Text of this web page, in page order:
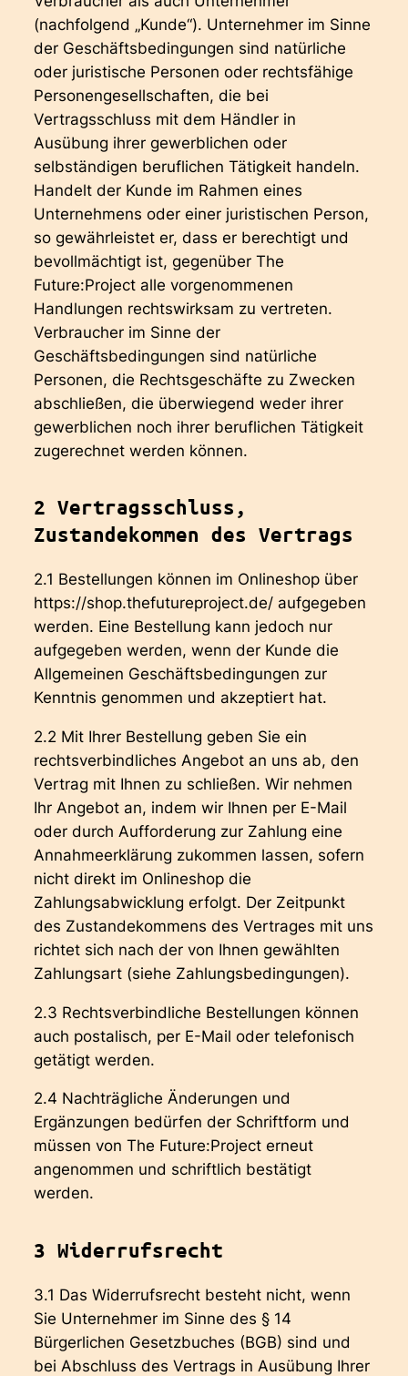
(nachfolgend „Kunde“). Unternehmer im Sinne
der Geschäftsbedingungen sind natürliche
oder juristische Personen oder rechtsfähige
Personengesellschaften, die bei
Vertragsschluss mit dem Händler in
Ausübung ihrer gewerblichen oder
selbständigen beruflichen Tätigkeit handeln.
Handelt der Kunde im Rahmen eines
Unternehmens oder einer juristischen Person,
so gewährleistet er, dass er berechtigt und
bevollmächtigt ist, gegenüber The
Future:Project alle vorgenommenen
Handlungen rechtswirksam zu vertreten.
Verbraucher im Sinne der
Geschäftsbedingungen sind natürliche
Personen, die Rechtsgeschäfte zu Zwecken
abschließen, die überwiegend weder ihrer
gewerblichen noch ihrer beruflichen Tätigkeit
zugerechnet werden können.
2 Vertragsschluss,
Zustandekommen des Vertrags
2.1 Bestellungen können im Onlineshop über
https://shop.thefutureproject.de/ aufgegeben
werden. Eine Bestellung kann jedoch nur
aufgegeben werden, wenn der Kunde die
Allgemeinen Geschäftsbedingungen zur
Kenntnis genommen und akzeptiert hat.
2.2 Mit Ihrer Bestellung geben Sie ein
rechtsverbindliches Angebot an uns ab, den
Vertrag mit Ihnen zu schließen. Wir nehmen
Ihr Angebot an, indem wir Ihnen per E-Mail
oder durch Aufforderung zur Zahlung eine
Annahmeerklärung zukommen lassen, sofern
nicht direkt im Onlineshop die
Zahlungsabwicklung erfolgt. Der Zeitpunkt
des Zustandekommens des Vertrages mit uns
richtet sich nach der von Ihnen gewählten
Zahlungsart (siehe Zahlungsbedingungen).
2.3 Rechtsverbindliche Bestellungen können
auch postalisch, per E-Mail oder telefonisch
getätigt werden.
2.4 Nachträgliche Änderungen und
Ergänzungen bedürfen der Schriftform und
müssen von The Future:Project erneut
angenommen und schriftlich bestätigt
werden.
3 Widerrufsrecht
3.1 Das Widerrufsrecht besteht nicht, wenn
Sie Unternehmer im Sinne des § 14
Bürgerlichen Gesetzbuches (BGB) sind und
bei Abschluss des Vertrags in Ausübung Ihrer